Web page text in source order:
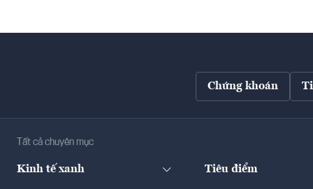
Chứng khoán
Tất cả chuyên mục
Kinh tế xanh Tiêu điểm